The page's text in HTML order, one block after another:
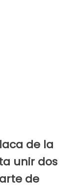
de la
unir dos
de